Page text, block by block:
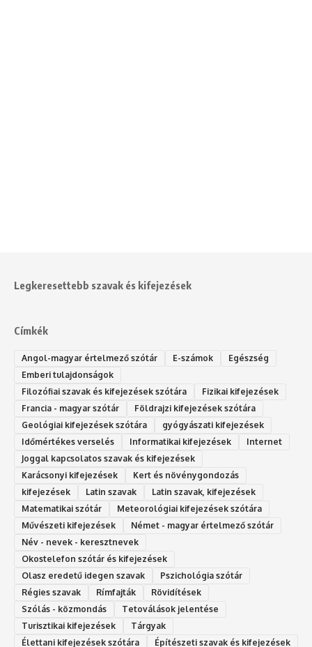
Legkeresettebb szavak és kifejezések
Címkék
Angol-magyar értelmező szótár E-számok
Egészség
Emberi tulajdonságok
Filozófiai szavak és kifejezések szótára
Fizikai kifejezések
Francia - magyar szótár
Földrajzi kifejezések szótára
Geológiai kifejezések szótára
gyógyászati kifejezések
Időmértékes verselés
Informatikai kifejezések
Internet
Joggal kapcsolatos szavak és kifejezések
Karácsonyi kifejezések
Kert és növénygondozás
kifejezések
Latin szavak
Latin szavak, kifejezések
Matematikai szótár
Meteorológiai kifejezések szótára
Művészeti kifejezések
Német - magyar értelmező szótár
Név - nevek - keresztnevek
Okostelefon szótár és kifejezések
Olasz eredetű idegen szavak
Ps‮gólohciz‬ia s‮átóz‬r
Régies szavak
Rímfajták
Rövidítések
Szólás - közmondás
Tetoválások jelentése
Turisztikai kifejezések
Tárgyak
Élettani kifejezések szótára
Építészeti szavak és kifejezések